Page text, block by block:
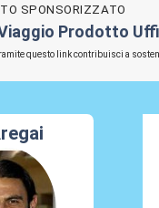
SPONSORIZZATO
Prodotto
questo link contribuisci a